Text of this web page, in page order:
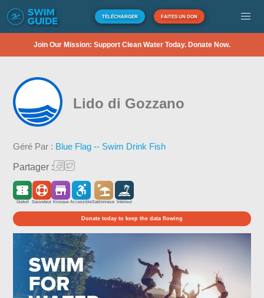
TÉLÉCHARGER FAITES UN DON
Join Our Mission: Support Clean Water Today. Donate Now.
Lido di Gozzano
Géré Par : Blue Flag -- Swim Drink Fish
Partager :
Gratuit Sauveteur Kiosque AccessibleSablonneux Intérieur
Donate today to keep the data flowing